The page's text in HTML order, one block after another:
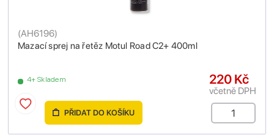
Mazací sprej na řetěz Motul Road C2+ 400ml
(AH6196)
4+ Skladem 220 Kč
včetně DPH
PŘIDAT DO KOŠÍKU